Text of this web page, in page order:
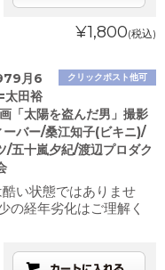
¥1,800(税込)
クリックポスト他可
月6
太田裕
「太陽を盗んだ男」撮影
バー/桑江知子(ビキニ)/
/五十嵐夕紀/渡辺プロダク
い状態ではありませ
の経年劣化はご理解く